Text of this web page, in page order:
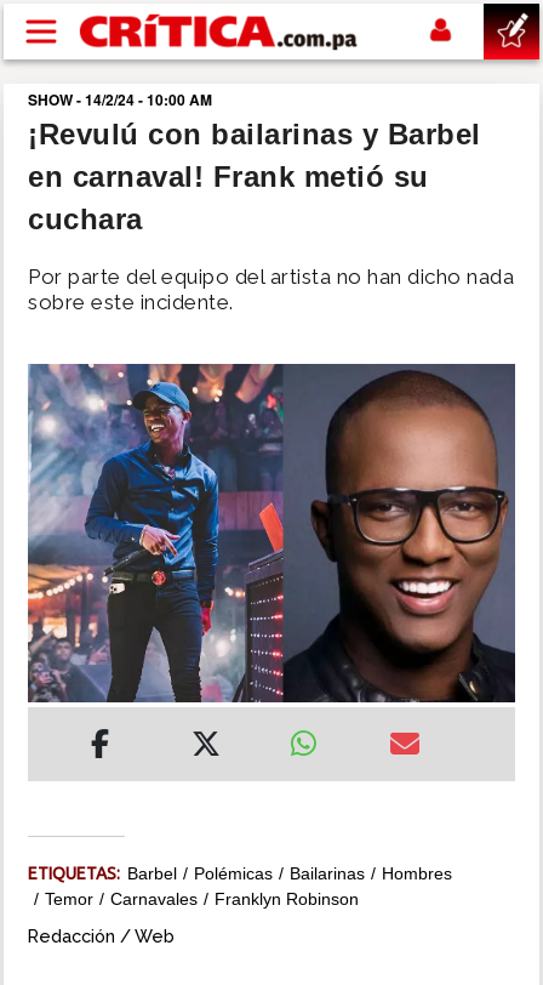
Pasar al contenido principal
buscar
SUCESOS
POLÍTICA
SHOW
DEPORTES
MUNDO
INSÓLITAS
MULTIMEDIA
SHOW - 14/2/24 - 10:00 AM
¡Revulú con bailarinas y Barbel
en carnaval! Frank metió su
cuchara
Por parte del equipo del artista no han dicho nada
sobre este incidente.
ETIQUETAS: Barbel Polémicas Bailarinas
Hombres
Temor
Carnavales Franklyn Robinson
Redacción / Web